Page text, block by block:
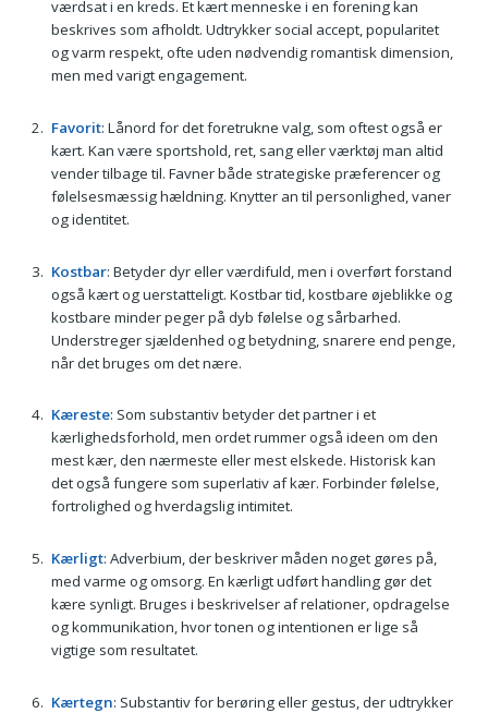
værdsat i en kreds. Et kært menneske i en forening kan
beskrives som afholdt. Udtrykker social accept, popularitet
og varm respekt, ofte uden nødvendig romantisk dimension,
men med varigt engagement.
Favorit: Lånord for det foretrukne valg, som oftest også er
kært. Kan være sportshold, ret, sang eller værktøj man altid
vender tilbage til. Favner både strategiske præferencer og
følelsesmæssig hældning. Knytter an til personlighed, vaner
og identitet.
Kostbar: Betyder dyr eller værdifuld, men i overført forstand
også kært og uerstatteligt. Kostbar tid, kostbare øjeblikke og
kostbare minder peger på dyb følelse og sårbarhed.
Understreger sjældenhed og betydning, snarere end penge,
når det bruges om det nære.
Kæreste: Som substantiv betyder det partner i et
kærlighedsforhold, men ordet rummer også ideen om den
mest kær, den nærmeste eller mest elskede. Historisk kan
det også fungere som superlativ af kær. Forbinder følelse,
fortrolighed og hverdagslig intimitet.
Kærligt: Adverbium, der beskriver måden noget gøres på,
med varme og omsorg. En kærligt udført handling gør det
kære synligt. Bruges i beskrivelser af relationer, opdragelse
og kommunikation, hvor tonen og intentionen er lige så
vigtige som resultatet.
Kærtegn: Substantiv for berøring eller gestus, der udtrykker